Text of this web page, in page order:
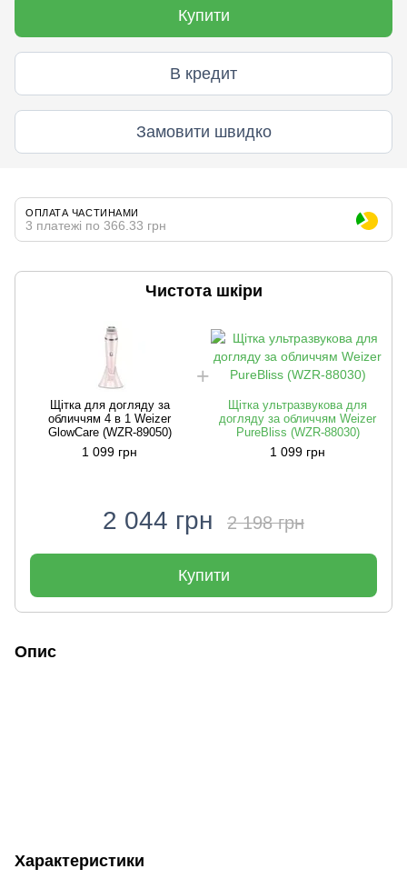
Купити
В кредит
Замовити швидко
ОПЛАТА ЧАСТИНАМИ
3 платежі по 366.33 грн
Чистота шкіри
Щітка для догляду за
обличчям 4 в 1 Weizer
GlowCare (WZR-89050)
1 099 грн
Щітка ультразвукова для
догляду за обличчям Weizer
PureBliss (WZR-88030)
1 099 грн
2 044 грн 2 198 грн
Купити
Опис
Характеристики